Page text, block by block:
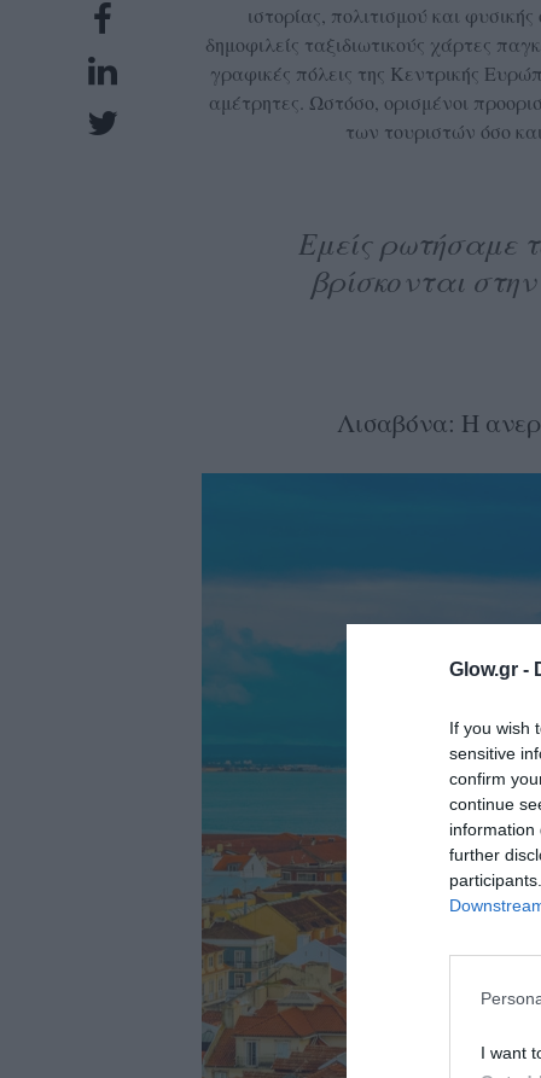
Glow.gr -
If you wish
sensitive
confirm
continue
information
further
I want
ιστορίας, πολιτισμού και
δημοφιλείς ταξιδιωτικούς χάρτες
γραφικές πόλεις της Κεντρικής
αμέτρητες. Ωστόσο, ορισμένοι
των τουριστών όσο
Εμείς ρωτήσαμε
βρίσκονται
Λισαβόνα: Η